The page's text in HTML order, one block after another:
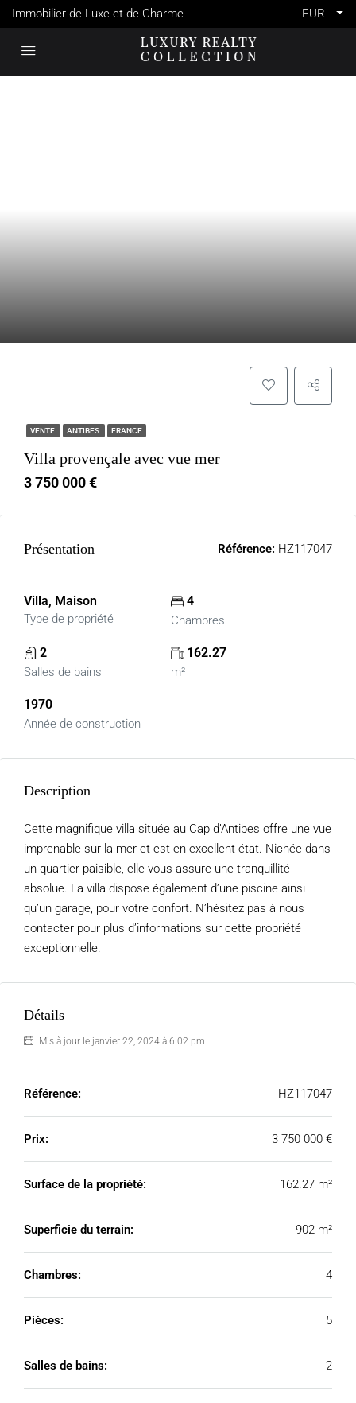
Immobilier de Luxe et de Charme EUR
VENTE ANTIBES FRANCE
Villa provençale avec vue mer
3 750 000 €
Présentation Référence: HZ117047
Villa, Maison
Type de propriété
4
Chambres
2
Salles de bains
162.27
m²
1970
Année de construction
Description
Cette magnifique villa située au Cap d’Antibes offre une vue
imprenable sur la mer et est en excellent état. Nichée dans
un quartier paisible, elle vous assure une tranquillité
absolue. La villa dispose également d’une piscine ainsi
qu’un garage, pour votre confort. N’hésitez pas à nous
contacter pour plus d’informations sur cette propriété
exceptionnelle.
Détails
Mis à jour le janvier 22, 2024 à 6:02 pm
Référence: HZ117047
Prix: 3 750 000 €
Surface de la propriété: 162.27 m²
Superficie du terrain: 902 m²
Chambres: 4
Pièces: 5
Salles de bains: 2